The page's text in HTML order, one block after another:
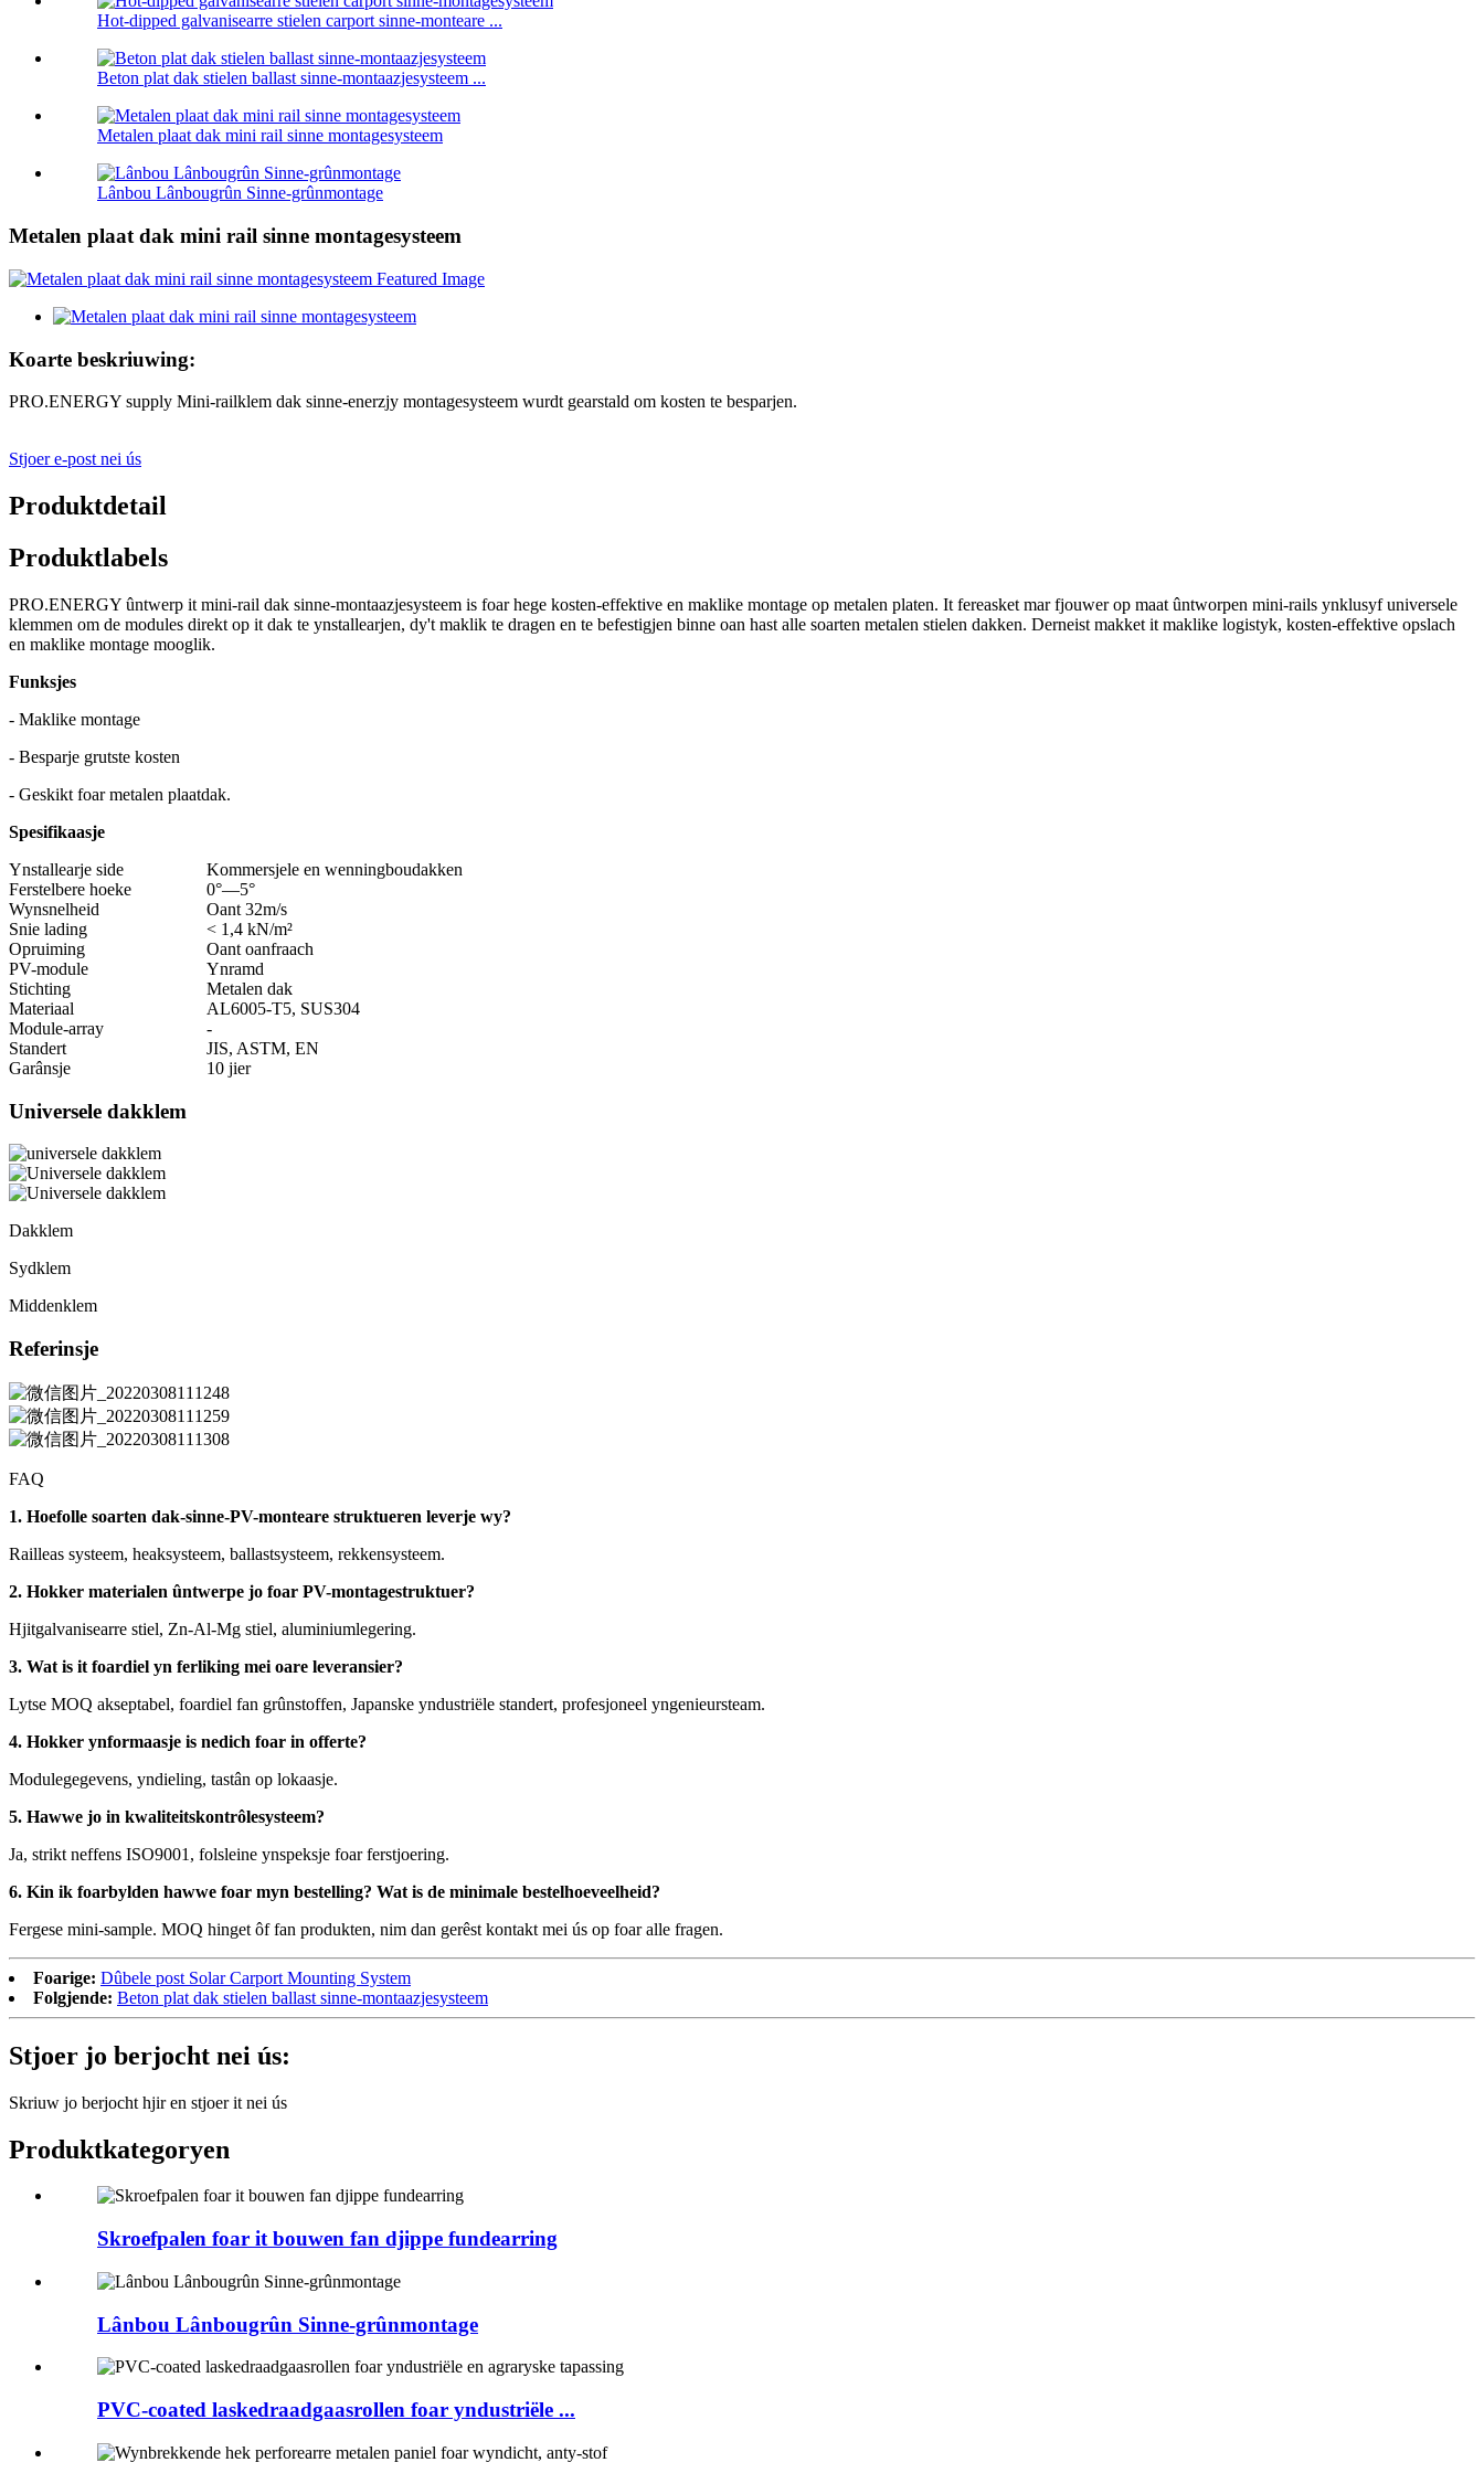
Hot-dipped galvanisearre stielen carport sinne-monteare ...
Beton plat dak stielen ballast sinne-montaazjesysteem ...
Metalen plaat dak mini rail sinne montagesysteem
Lânbou Lânbougrûn Sinne-grûnmontage
Metalen plaat dak mini rail sinne montagesysteem
Koarte beskriuwing:
PRO.ENERGY supply Mini-railklem dak sinne-enerzjy montagesysteem wurdt gearstald om kosten te besparjen.
Stjoer e-post nei ús
Produktdetail
Produktlabels
PRO.ENERGY ûntwerp it mini-rail dak sinne-montaazjesysteem is foar hege kosten-effektive en maklike montage op metalen platen. It fereasket mar fjouwer op maat ûntworpen mini-rails ynklusyf universele
klemmen om de modules direkt op it dak te ynstallearjen, dy't maklik te dragen en te befestigjen binne oan hast alle soarten metalen stielen dakken. Derneist makket it maklike logistyk, kosten-effektive opslach
en maklike montage mooglik.
Funksjes
- Maklike montage
- Besparje grutste kosten
- Geskikt foar metalen plaatdak.
Spesifikaasje
Ynstallearje side
Kommersjele en wenningboudakken
Ferstelbere hoeke
0°—5°
Wynsnelheid
Oant 32m/s
Snie lading
< 1,4 kN/m²
Opruiming
Oant oanfraach
PV-module
Ynramd
Stichting
Metalen dak
Materiaal
AL6005-T5, SUS304
Module-array
-
Standert
JIS, ASTM, EN
Garânsje
10 jier
Universele dakklem
Dakklem
Sydklem
Middenklem
Referinsje
FAQ
1. Hoefolle soarten dak-sinne-PV-monteare struktueren leverje wy?
Railleas systeem, heaksysteem, ballastsysteem, rekkensysteem.
2. Hokker materialen ûntwerpe jo foar PV-montagestruktuer?
Hjitgalvanisearre stiel, Zn-Al-Mg stiel, aluminiumlegering.
3. Wat is it foardiel yn ferliking mei oare leveransier?
Lytse MOQ akseptabel, foardiel fan grûnstoffen, Japanske yndustriële standert, profesjoneel yngenieursteam.
4. Hokker ynformaasje is nedich foar in offerte?
Modulegegevens, yndieling, tastân op lokaasje.
5. Hawwe jo in kwaliteitskontrôlesysteem?
Ja, strikt neffens ISO9001, folsleine ynspeksje foar ferstjoering.
6. Kin ik foarbylden hawwe foar myn bestelling? Wat is de minimale bestelhoeveelheid?
Fergese mini-sample. MOQ hinget ôf fan produkten, nim dan gerêst kontakt mei ús op foar alle fragen.
Foarige: Dûbele post Solar Carport Mounting System
Folgjende: Beton plat dak stielen ballast sinne-montaazjesysteem
Stjoer jo berjocht nei ús:
Skriuw jo berjocht hjir en stjoer it nei ús
Produktkategoryen
Skroefpalen foar it bouwen fan djippe fundearring
Lânbou Lânbougrûn Sinne-grûnmontage
PVC-coated laskedraadgaasrollen foar yndustriële ...